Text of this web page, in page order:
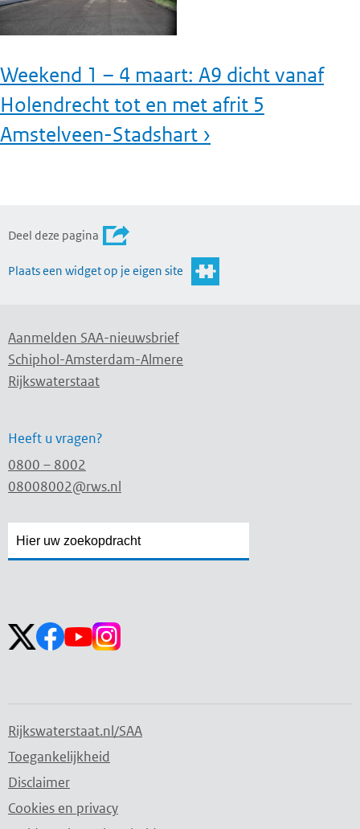
Weekend 1 – 4 maart: A9 dicht vanaf
Holendrecht tot en met afrit 5
Amstelveen-Stadshart ›
Deel deze pagina
Plaats een widget op je eigen site
Aanmelden SAA-nieuwsbrief
Schiphol-Amsterdam-Almere
Rijkswaterstaat
Heeft u vragen?
0800 – 8002
08008002@rws.nl
Rijkswaterstaat.nl/SAA
Toegankelijkheid
Disclaimer
Cookies en privacy